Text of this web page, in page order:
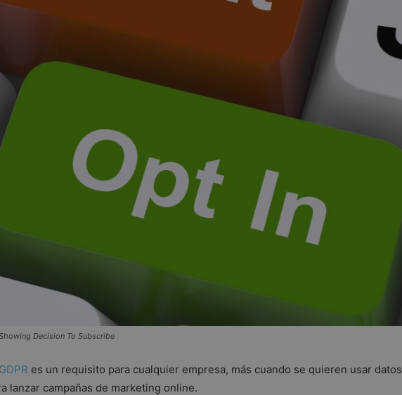
Decision To Subscribe
GDPR es un requisito para cualquier empresa, más cuando se quieren usar datos
lanzar campañas de marketing online.